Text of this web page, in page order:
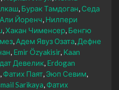
Бурак Тамдоган Седа
Али Йоренч Нилпери
Хакан Чименсер Бенгю
Адем Явуз Озата Дефне
Emir Özyakisir Kaan
Девелик Erdogan
Фатих Паят Эюп Севим
Sarikaya Фатих